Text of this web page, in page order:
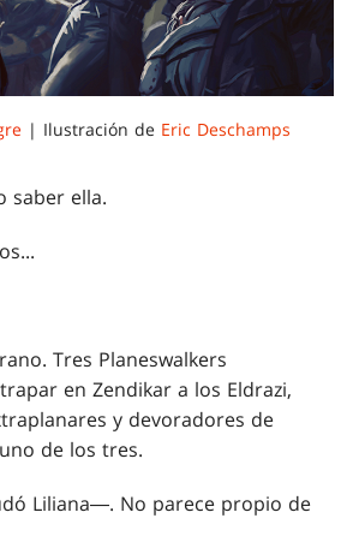
| Ilustración de Eric Deschamps
saber ella.
Tres Planeswalkers
en Zendikar a los Eldrazi,
y devoradores de
de los tres.
Liliana―. No parece propio de